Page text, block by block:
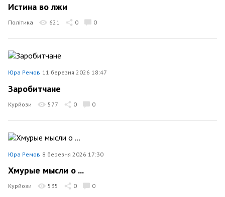
Истина во лжи
Політика 621 0 0
Юра Ремов 11 березня 2026 18:47
Заробитчане
Курйози 577 0 0
Юра Ремов 8 березня 2026 17:30
Хмурые мысли о ...
Курйози 535 0 0